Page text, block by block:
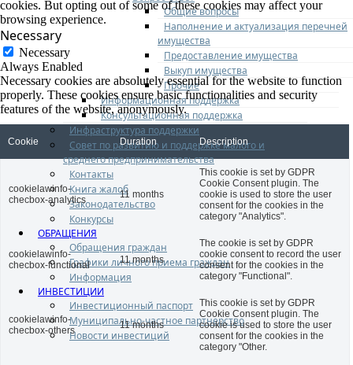
Общие вопросы
Наполнение и актуализация перечней
имущества
Предоставление имущества
Выкуп имущества
Прочие
Информационная поддержка
Консультационная поддержка
Инфраструктура поддержки
Совет по развитию и поддержке малого и
среднего предпринимательства
Контакты
Книга жалоб
Законодательство
Конкурсы
ОБРАЩЕНИЯ
Обращения граждан
Графики личного приема граждан
Информация
ИНВЕСТИЦИИ
Инвестиционный паспорт
Муниципально-частное партнерство
Новости инвестиций
cookies. But opting out of some of these cookies may affect your
browsing experience.
Necessary
Necessary
Always Enabled
Necessary cookies are absolutely essential for the website to function
properly. These cookies ensure basic functionalities and security
features of the website, anonymously.
Cookie Duration Description
cookielawinfo-
checbox-analytics
11 months
This cookie is set by GDPR
Cookie Consent plugin. The
cookie is used to store the user
consent for the cookies in the
category "Analytics".
cookielawinfo-
checbox-functional
11 months
The cookie is set by GDPR
cookie consent to record the user
consent for the cookies in the
category "Functional".
cookielawinfo-
checbox-others
11 months
This cookie is set by GDPR
Cookie Consent plugin. The
cookie is used to store the user
consent for the cookies in the
category "Other.